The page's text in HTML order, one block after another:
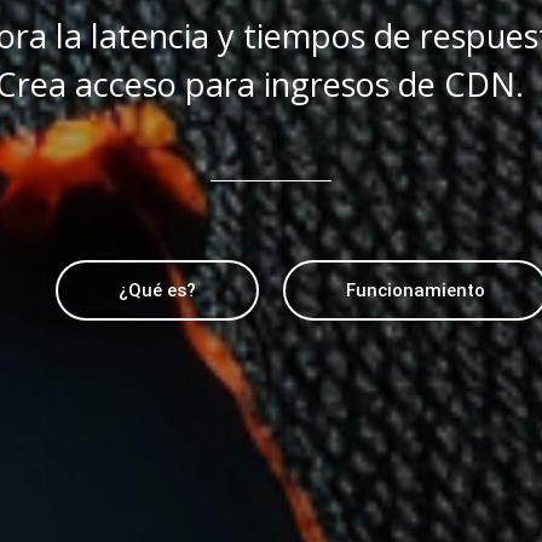
la latencia y tiempos de
acceso para ingresos de CDN.
¿Qué es? Funcionamiento